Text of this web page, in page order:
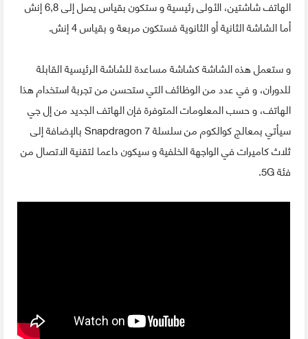
الهاتف شاشتين، الأولى رئيسية و ستكون بقياس يصل إلى 6,8 إنش
أما الشاشة الثانية أو الثانوية فستكون مربعة و بقياس 4 إنش.
و ستعمل هذه الشاشة كشاشة مساعدة للشاشة الرئيسية القابلة
للدوران، و في عدد من الوظائف التي ستحسن من تجربة استخدام هذا
الهاتف، و حسب المعلومات المتوفرة فإن الهاتف الجديد من إل جي
سيأتي بمعالج كوالكوم من سلسلة Snapdragon 7 بالإضافة إلى
ثلاث كاميرات في الواجهة الخلفية و سيكون داعما لتقنية الاتصال من
فئة 5G.